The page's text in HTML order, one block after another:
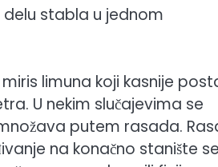
stabla u jednom
limuna koji kasnije
U nekim slučajevima se
putem rasada.
na konačno stanište